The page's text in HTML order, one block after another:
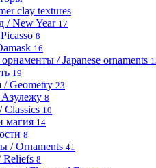
clay textures
/ New Year 17
8
16
/ Japanese ornaments
19
/ Geometry 23
8
Classics 10
магия 14
8
/ Ornaments 41
8